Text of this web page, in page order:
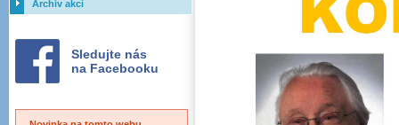
orchestrů - Letovice
Archiv akcí
Sledujte nás
na Facebooku